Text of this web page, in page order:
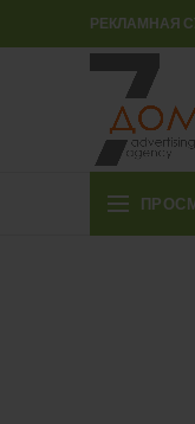
РЕКЛАМНАЯ